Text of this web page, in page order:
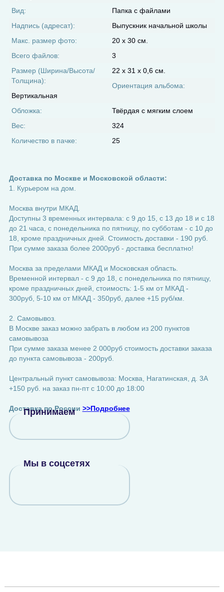
Вид:
Папка с файлами
Надпись (адресат):
Выпускник начальной школы
Макс. размер фото:
20 х 30 см.
Всего файлов:
3
Размер (Ширина/Высота/
Толщина):
22 х 31 х 0,6 см.
Ориентация альбома:
Вертикальная
Обложка:
Твёрдая с мягким слоем
Вес:
324
Количество в пачке:
25
Доставка по Москве и Московской области:
1. Курьером на дом.
Москва внутри МКАД.
Доступны 3 временных интервала: с 9 до 15, с 13 до 18 и с 18
до 21 часа, с понедельника по пятницу, по субботам - с 10 до
18, кроме праздничных дней. Стоимость доставки - 190 руб.
При сумме заказа более 2000руб - доставка бесплатно!
Москва за пределами МКАД и Московская область.
Временной интервал - с 9 до 18, с понедельника по пятницу,
кроме праздничных дней, стоимость: 1-5 км от МКАД -
300руб, 5-10 км от МКАД - 350руб, далее +15 руб/км.
2. Самовывоз.
В Москве заказ можно забрать в любом из 200 пунктов
самовывоза
При сумме заказа менее 2 000руб стоимость доставки заказа
до пункта самовывоза - 200руб.
Центральный пункт самовывоза: Москва, Нагатинская, д. 3А
+150 руб. на заказ пн-пт с 10:00 до 18:00
Доставка по России >>Подробнее
Принимаем
Мы в соцсетях